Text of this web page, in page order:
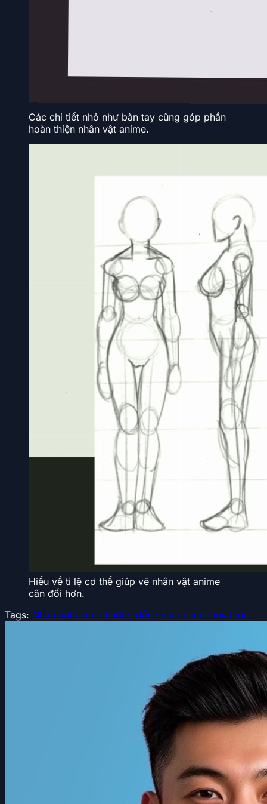
Các chi tiết nhỏ như bàn tay cũng góp phần
hoàn thiện nhân vật anime.
Hiểu về tỉ lệ cơ thể giúp vẽ nhân vật anime
cân đối hơn.
Tags: Nhân vật anime hướng dẫn vẽ vẽ anime mỹ thuật